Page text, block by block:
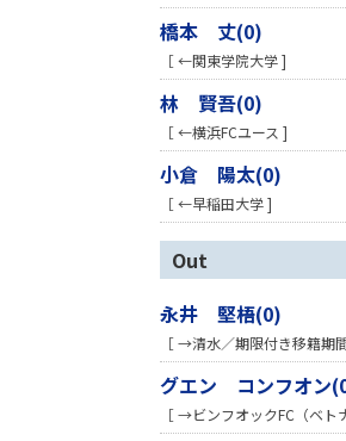
橋本 丈(0)
［ ←関東学院大学 ]
林 賢吾(0)
［ ←横浜FCユース ]
小倉 陽太(0)
［ ←早稲田大学 ]
Out
永井 堅梧(0)
［ →清水／期限付き移籍期
グエン コンフオン
［ →ビンフオックFC（ベト